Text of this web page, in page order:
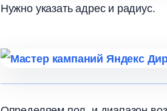
Нужно указать адрес и радиус.